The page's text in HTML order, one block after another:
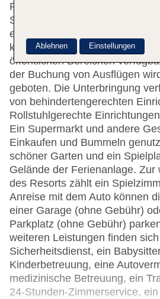
Rezeption ist gerne bei allen
Serviceleistungen wie eine
ein Safe und eine
komfortablen Aufenthalt bei.
öffentlichen Bereichen
der Buchung von Ausflügen
geboten. Die Unterbringung
von behindertengerechten
Rollstuhlgerechte
Ein Supermarkt und andere
Einkaufen und Bummeln
schöner Garten und ein
Gelände der Ferienanlage. Zur
des Resorts zählt ein
Anreise mit dem Auto können
einer Garage (ohne Gebühr)
Parkplatz (ohne Gebühr)
weiteren Leistungen finden
Sicherheitsdienst, ein
Kinderbetreuung, eine
medizinische Betreuung, ein
24-Stunden-Zimmerservice,
Ablehnen Einstellungen